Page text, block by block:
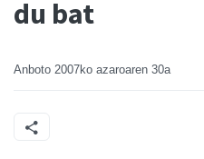
du bat
Anboto 2007ko azaroaren 30a